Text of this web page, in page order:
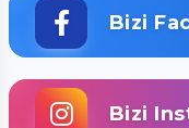
Bizi
Bizi